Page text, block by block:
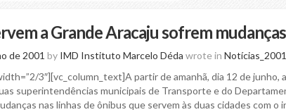
a Grande Aracaju sofrem mudanças
de 2001 by IMD Instituto Marcelo Déda wrote in Notícias_2001
3″][vc_column_text]A partir de amanhã, dia 12 de junho,
superintendências municipais de Transporte e do
nas linhas de ônibus que servem às duas cidades com